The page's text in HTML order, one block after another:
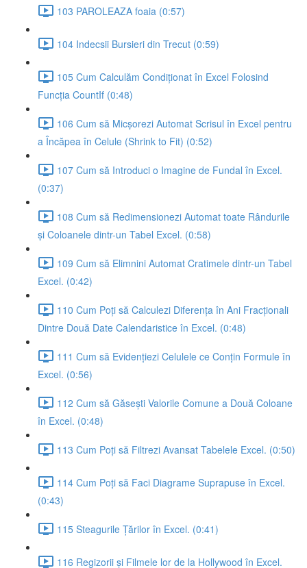
103 PAROLEAZA foaia (0:57)
104 Indecsii Bursieri din Trecut (0:59)
105 Cum Calculăm Condiționat în Excel Folosind
Funcția CountIf (0:48)
106 Cum să Micșorezi Automat Scrisul în Excel pentru
a Încăpea în Celule (Shrink to Fit) (0:52)
107 Cum să Introduci o Imagine de Fundal în Excel.
(0:37)
108 Cum să Redimensionezi Automat toate Rândurile
și Coloanele dintr-un Tabel Excel. (0:58)
109 Cum să Elimnini Automat Cratimele dintr-un Tabel
Excel. (0:42)
110 Cum Poți să Calculezi Diferența în Ani Fracționali
Dintre Două Date Calendaristice în Excel. (0:48)
111 Cum să Evidențiezi Celulele ce Conțin Formule în
Excel. (0:56)
112 Cum să Găsești Valorile Comune a Două Coloane
în Excel. (0:48)
113 Cum Poți să Filtrezi Avansat Tabelele Excel. (0:50)
114 Cum Poți să Faci Diagrame Suprapuse în Excel.
(0:43)
115 Steagurile Țărilor în Excel. (0:41)
116 Regizorii și Filmele lor de la Hollywood în Excel.